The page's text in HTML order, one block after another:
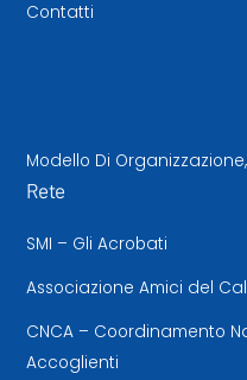
Contatti
Modello Di
Rete
SMI – Gli Acrobati
Associazione Amici del
CNCA – Coordinamento
Accoglienti